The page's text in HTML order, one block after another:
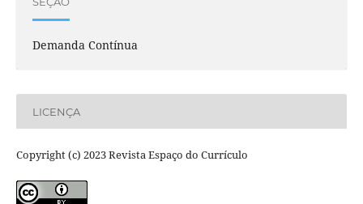
Demanda Contínua
LICENÇA
Copyright (c) 2023 Revista Espaço do Currículo